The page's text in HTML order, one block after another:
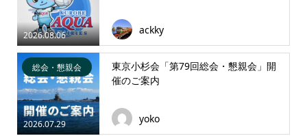
2026.08.06 ackky
2026.07.29
総会・懇親会
東京小杉会「第79回総会・懇親会」開
催のご案内
yoko